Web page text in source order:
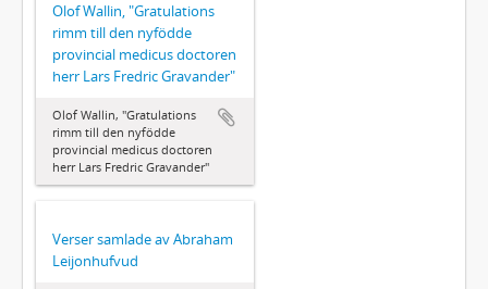
Olof Wallin, "Gratulations
rimm till den nyfödde
provincial medicus doctoren
herr Lars Fredric Gravander"
Olof Wallin, "Gratulations
rimm till den nyfödde
provincial medicus doctoren
herr Lars Fredric Gravander"
Verser samlade av Abraham
Leijonhufvud